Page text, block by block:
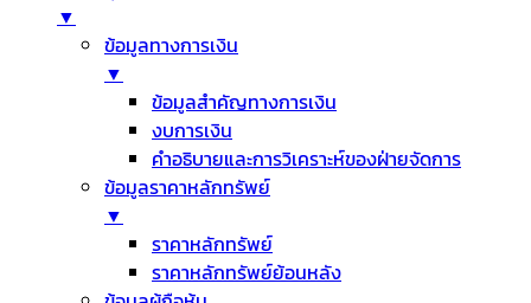
▼
ข้อมูลทางการเงิน
▼
ข้อมูลสำคัญทางการเงิน
งบการเงิน
คำอธิบายและการวิเคราะห์ของฝ่ายจัดการ
ข้อมูลราคาหลักทรัพย์
▼
ราคาหลักทรัพย์
ราคาหลักทรัพย์ย้อนหลัง